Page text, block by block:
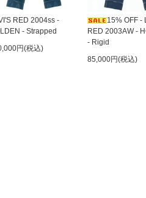
RED 2004ss -
- Strapped
円(税込)
15% OFF -
RED 2003AW -
- Rigid
85,000円(税込)